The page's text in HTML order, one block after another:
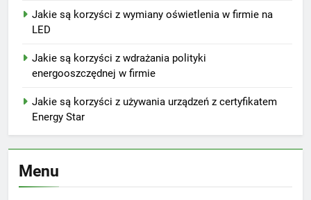
Jakie są korzyści z wymiany oświetlenia w firmie na
LED
Jakie są korzyści z wdrażania polityki
energooszczędnej w firmie
Jakie są korzyści z używania urządzeń z certyfikatem
Energy Star
Menu